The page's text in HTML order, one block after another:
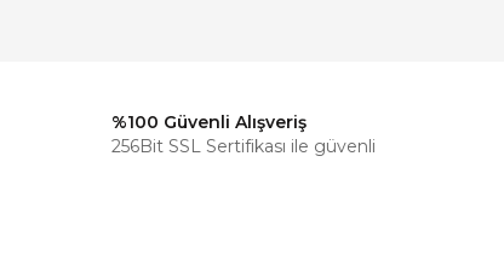
%100 Güvenli Alışveriş
256Bit SSL Sertifikası ile güvenli